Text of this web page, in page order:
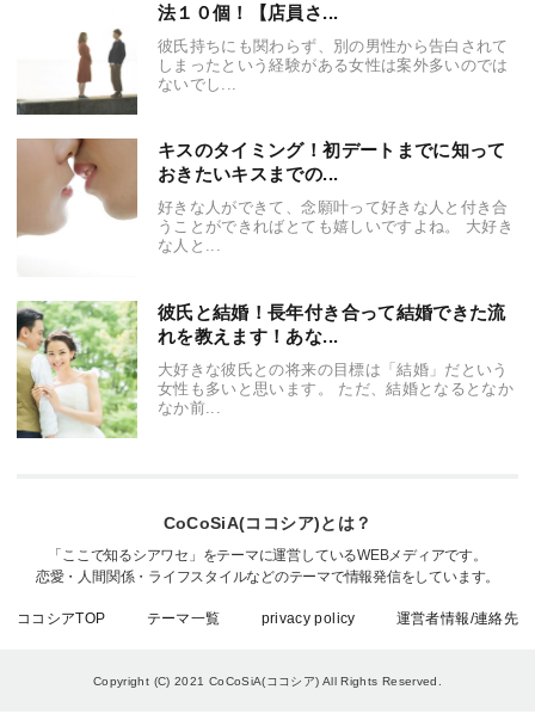
法１０個！【店員さ...
彼氏持ちにも関わらず、別の男性から告白されて
しまったという経験がある女性は案外多いのでは
ないでし...
キスのタイミング！初デートまでに知って
おきたいキスまでの...
好きな人ができて、念願叶って好きな人と付き合
うことができればとても嬉しいですよね。 大好き
な人と...
彼氏と結婚！長年付き合って結婚できた流
れを教えます！あな...
大好きな彼氏との将来の目標は「結婚」だという
女性も多いと思います。 ただ、結婚となるとなか
なか前...
ココシアTOP テーマ一覧 privacy policy 運営者情報/連絡先
CoCoSiA(ココシア)とは？
「ここで知るシアワセ」をテーマに運営しているWEBメディアです。
恋愛・人間関係・ライフスタイルなどのテーマで情報発信をしています。
Copyright (C) 2021 CoCoSiA(ココシア) All Rights Reserved.